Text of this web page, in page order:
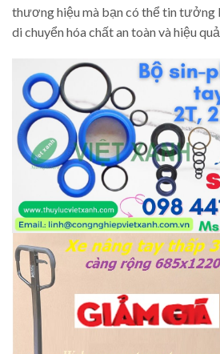
thương hiệu mà bạn có thể tin tưởng
di chuyển hóa chất an toàn và hiệu quả.